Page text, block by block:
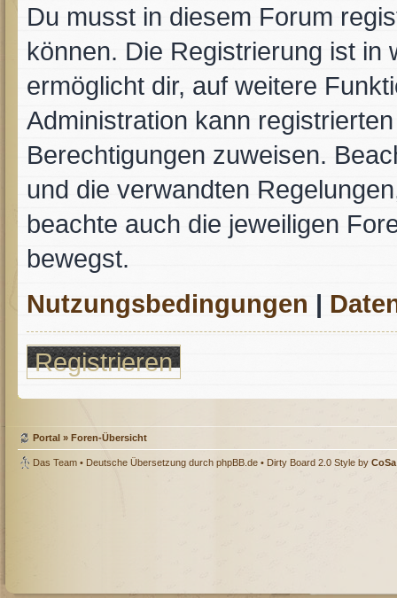
Du musst in diesem Forum
können. Die Registrierung ist in
ermöglicht dir, auf weitere
Administration kann
Berechtigungen zuweisen.
und die verwandten
beachte auch die jeweiligen
bewegst.
Nutzungsbedingungen |
Registrieren
Portal » Foren-Übersicht
Das Team • Deutsche Übersetzung durch phpBB.de • Dirty Board 2.0 Style by